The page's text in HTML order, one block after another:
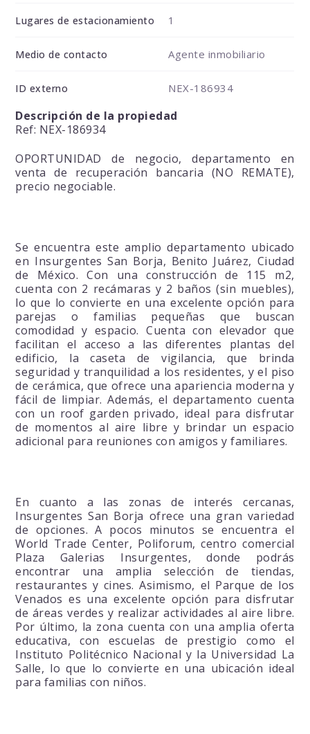
Lugares de estacionamiento 1
Medio de contacto Agente inmobiliario
ID externo NEX-186934
Descripción de la propiedad
Ref: NEX-186934
OPORTUNIDAD de negocio, departamento en
venta de recuperación bancaria (NO REMATE),
precio negociable.
Se encuentra este amplio departamento ubicado
en Insurgentes San Borja, Benito Juárez, Ciudad
de México. Con una construcción de 115 m2,
cuenta con 2 recámaras y 2 baños (sin muebles),
lo que lo convierte en una excelente opción para
parejas o familias pequeñas que buscan
comodidad y espacio. Cuenta con elevador que
facilitan el acceso a las diferentes plantas del
edificio, la caseta de vigilancia, que brinda
seguridad y tranquilidad a los residentes, y el piso
de cerámica, que ofrece una apariencia moderna y
fácil de limpiar. Además, el departamento cuenta
con un roof garden privado, ideal para disfrutar
de momentos al aire libre y brindar un espacio
adicional para reuniones con amigos y familiares.
En cuanto a las zonas de interés cercanas,
Insurgentes San Borja ofrece una gran variedad
de opciones. A pocos minutos se encuentra el
World Trade Center, Poliforum, centro comercial
Plaza Galerias Insurgentes, donde podrás
encontrar una amplia selección de tiendas,
restaurantes y cines. Asimismo, el Parque de los
Venados es una excelente opción para disfrutar
de áreas verdes y realizar actividades al aire libre.
Por último, la zona cuenta con una amplia oferta
educativa, con escuelas de prestigio como el
Instituto Politécnico Nacional y la Universidad La
Salle, lo que lo convierte en una ubicación ideal
para familias con niños.